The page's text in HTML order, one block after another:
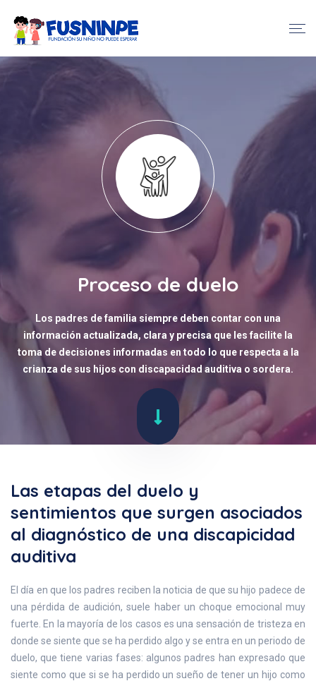
Proceso de duelo
Los padres de familia siempre deben contar con una
información actualizada, clara y precisa que les facilite la
toma de decisiones informadas en todo lo que respecta a la
crianza de sus hijos con discapacidad auditiva o sordera.
Las etapas del duelo y
sentimientos que surgen asociados
al diagnóstico de una discapicidad
auditiva
El día en que los padres reciben la noticia de que su hijo padece de
una pérdida de audición, suele haber un choque emocional muy
fuerte. En la mayoría de los casos es una sensación de tristeza en
donde se siente que se ha perdido algo y se entra en un periodo de
duelo, que tiene varias fases: algunos padres han expresado que
siente como que si se ha perdido un sueño de tener un hijo como